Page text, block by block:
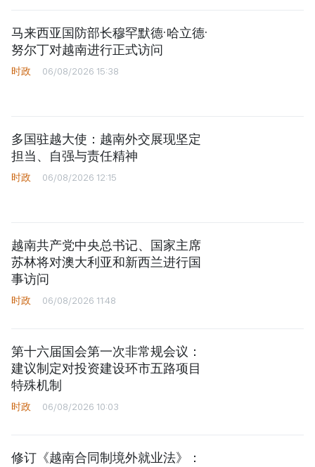
马来西亚国防部长穆罕默德·哈立德·
努尔丁对越南进行正式访问
时政 06/08/2026 15:38
多国驻越大使：越南外交展现坚定
担当、自强与责任精神
时政 06/08/2026 12:15
越南共产党中央总书记、国家主席
苏林将对澳大利亚和新西兰进行国
事访问
时政 06/08/2026 11:48
第十六届国会第一次非常规会议：
建议制定对投资建设环市五路项目
特殊机制
时政 06/08/2026 10:03
修订《越南合同制境外就业法》：